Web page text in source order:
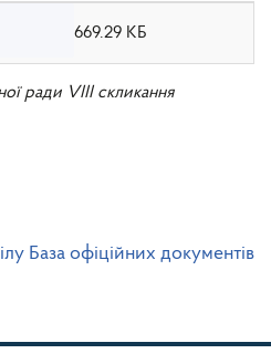
669.29 КБ
ради VIII скликання
База офіційних документів